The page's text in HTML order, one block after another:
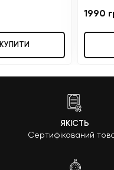
КУПИТИ
1990
ЯКІСТЬ
Сертифікований